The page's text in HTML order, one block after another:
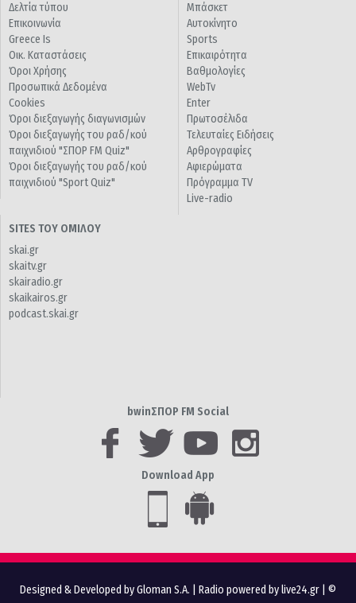
Δελτία τύπου
Επικοινωνία
Greece Is
Οικ. Καταστάσεις
Όροι Χρήσης
Προσωπικά Δεδομένα
Cookies
Όροι διεξαγωγής διαγωνισμών
Όροι διεξαγωγής του ραδ/κού
παιχνιδιού "ΣΠΟΡ FM Quiz"
Όροι διεξαγωγής του ραδ/κού
παιχνιδιού "Sport Quiz"
Μπάσκετ
Αυτοκίνητο
Sports
Επικαιρότητα
Βαθμολογίες
WebTv
Enter
Πρωτοσέλιδα
Τελευταίες Ειδήσεις
Αρθρογραφίες
Αφιερώματα
Πρόγραμμα TV
Live-radio
SITES ΤΟΥ ΟΜΙΛΟΥ
skai.gr
skaitv.gr
skairadio.gr
skaikairos.gr
podcast.skai.gr
bwinΣΠΟΡ FM Social
Download App
Designed & Developed by Gloman S.A. Radio powered by live24.gr | ©